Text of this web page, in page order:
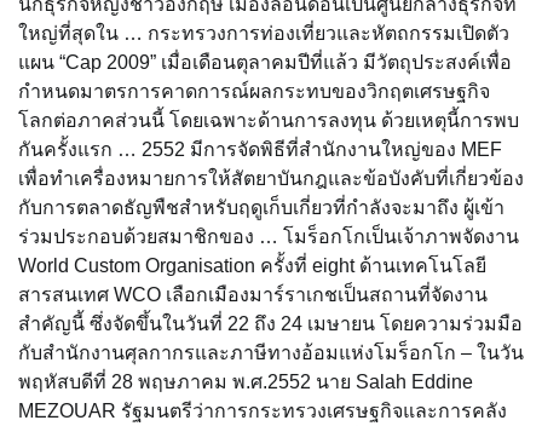
นักธุรกิจหญิงชาวอังกฤษ เมืองลอนดอนเป็นศูนย์กลางธุรกิจที่
ใหญ่ที่สุดใน … กระทรวงการท่องเที่ยวและหัตถกรรมเปิดตัว
แผน “Cap 2009” เมื่อเดือนตุลาคมปีที่แล้ว มีวัตถุประสงค์เพื่อ
กำหนดมาตรการคาดการณ์ผลกระทบของวิกฤตเศรษฐกิจ
โลกต่อภาคส่วนนี้ โดยเฉพาะด้านการลงทุน ด้วยเหตุนี้การพบ
กันครั้งแรก … 2552 มีการจัดพิธีที่สำนักงานใหญ่ของ MEF
เพื่อทำเครื่องหมายการให้สัตยาบันกฎและข้อบังคับที่เกี่ยวข้อง
กับการตลาดธัญพืชสำหรับฤดูเก็บเกี่ยวที่กำลังจะมาถึง ผู้เข้า
ร่วมประกอบด้วยสมาชิกของ … โมร็อกโกเป็นเจ้าภาพจัดงาน
World Custom Organisation ครั้งที่ eight ด้านเทคโนโลยี
สารสนเทศ WCO เลือกเมืองมาร์ราเกชเป็นสถานที่จัดงาน
สำคัญนี้ ซึ่งจัดขึ้นในวันที่ 22 ถึง 24 เมษายน โดยความร่วมมือ
กับสำนักงานศุลกากรและภาษีทางอ้อมแห่งโมร็อกโก – ในวัน
พฤหัสบดีที่ 28 พฤษภาคม พ.ศ.2552 นาย Salah Eddine
MEZOUAR รัฐมนตรีว่าการกระทรวงเศรษฐกิจและการคลัง